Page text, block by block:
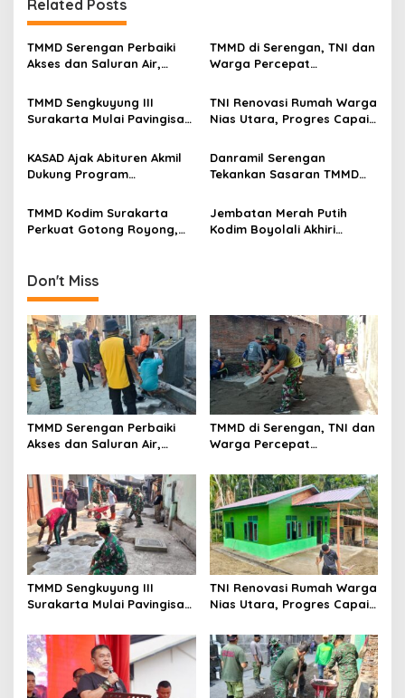
a
v
i
a
i
o
n
Related Posts
TMMD Serengan Perbaiki
Akses dan Saluran Air,
TMMD di Serengan, TNI dan
Warga Percepat
TMMD Sengkuyung III
Surakarta Mulai Pavingisasi
TNI Renovasi Rumah Warga
Nias Utara, Progres Capai
KASAD Ajak Abituren Akmil
Dukung Program
Danramil Serengan
Tekankan Sasaran TMMD
TMMD Kodim Surakarta
Perkuat Gotong Royong,
Jembatan Merah Putih
Kodim Boyolali Akhiri
Don't Miss
TMMD Serengan Perbaiki
Akses dan Saluran Air,
TMMD di Serengan, TNI dan
Warga Percepat
TMMD Sengkuyung III
Surakarta Mulai Pavingisasi
TNI Renovasi Rumah Warga
Nias Utara, Progres Capai